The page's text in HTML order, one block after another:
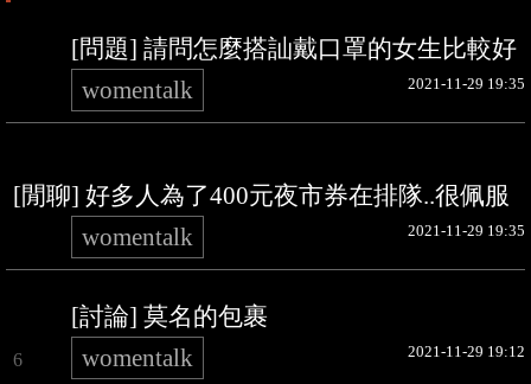
[問題] 請問怎麼搭訕戴口罩的女生比較好
womentalk
2021-11-29 19:35
[閒聊] 好多人為了400元夜市券在排隊..很佩服
womentalk
2021-11-29 19:35
[討論] 莫名的包裹
6 womentalk 2021-11-29 19:12